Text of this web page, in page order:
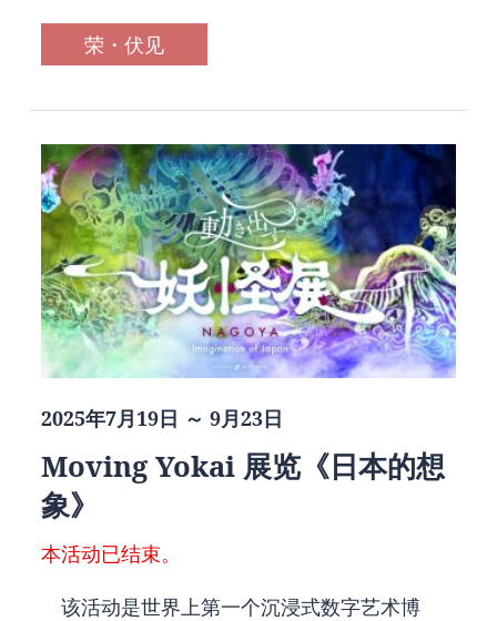
荣・伏见
2025年7月19日 ～ 9月23日
Moving Yokai 展览《日本的想
象》
本活动已结束。
该活动是世界上第一个沉浸式数字艺术博